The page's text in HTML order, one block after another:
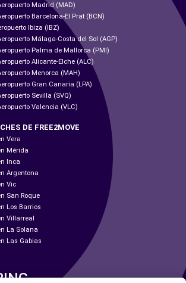
Madrid (MAD)
Barcelona-El Prat (BCN)
Ibiza (IBZ)
Málaga-Costa del Sol (AGP)
Palma de Mallorca (PMI)
Alicante-Elche (ALC)
Menorca (MAH)
Gran Canaria (LPA)
Sevilla (SVQ)
Valencia (VLC)
DE FREE2MOVE
Vera
Mérida
Inca
Argentona
Vic
San Roque
Los Barrios
Villarreal
La Solana
Las Gabias